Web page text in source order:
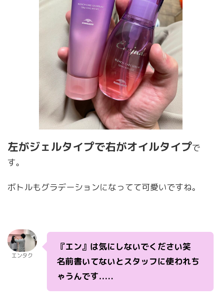
左がジェルタイプで右がオイルタイプで
す。
ボトルもグラデーションになってて可愛いですね。
エンタク
『エン』は気にしないでください笑
名前書いてないとスタッフに使われち
ゃうんです.....